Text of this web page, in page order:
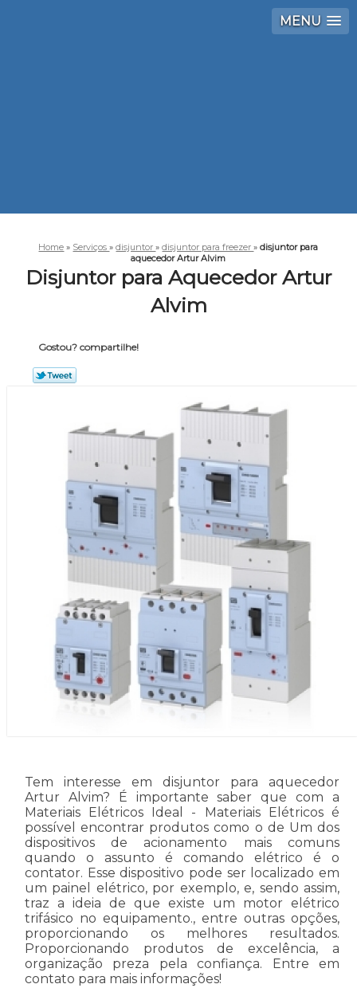
MENU
Home » Serviços»disjuntor»disjuntor para freezer»disjuntor para
aquecedor Artur Alvim
Disjuntor para Aquecedor Artur
Alvim
Gostou? compartilhe!
Tem interesse em disjuntor para aquecedor
Artur Alvim? É importante saber que com a
Materiais Elétricos Ideal - Materiais Elétricos é
possível encontrar produtos como o de Um dos
dispositivos de acionamento mais comuns
quando o assunto é comando elétrico é o
contator. Esse dispositivo pode ser localizado em
um painel elétrico, por exemplo, e, sendo assim,
traz a ideia de que existe um motor elétrico
trifásico no equipamento., entre outras opções,
proporcionando os melhores resultados.
Proporcionando produtos de excelência, a
organização preza pela confiança. Entre em
contato para mais informações!